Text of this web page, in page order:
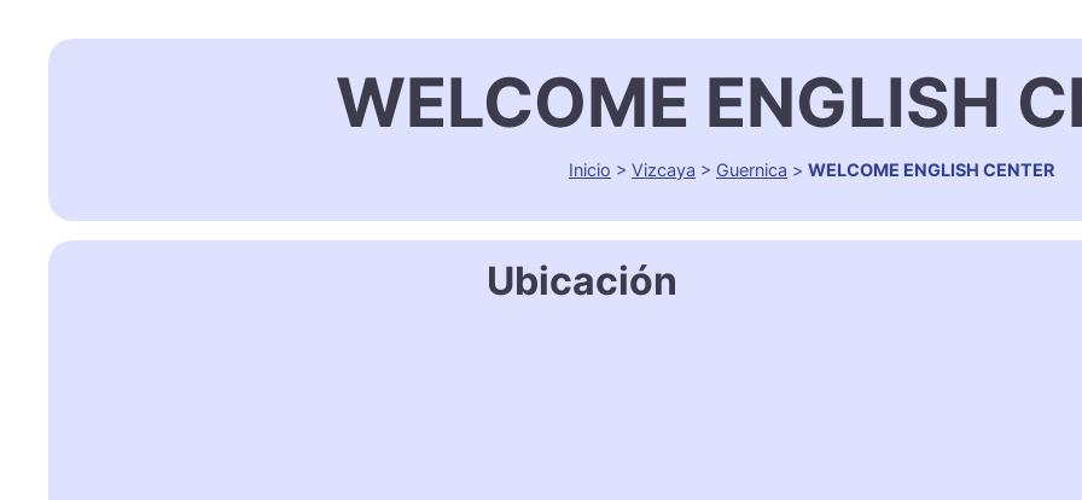
WELCOME ENGLISH
Inicio > Vizcaya > Guernica > WELCOME ENGLISH CENTER
Ubicación